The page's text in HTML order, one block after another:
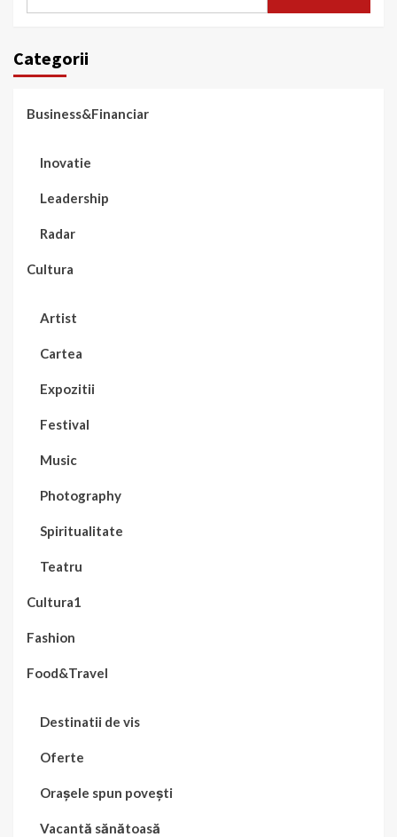
Categorii
Business&Financiar
Inovatie
Leadership
Radar
Cultura
Artist
Cartea
Expozitii
Festival
Music
Photography
Spiritualitate
Teatru
Cultura1
Fashion
Food&Travel
Destinatii de vis
Oferte
Orașele spun povești
Vacantă sănătoasă